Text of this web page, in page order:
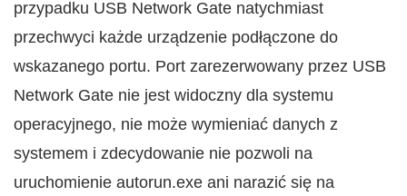
przypadku USB Network Gate natychmiast
przechwyci każde urządzenie podłączone do
wskazanego portu. Port zarezerwowany przez USB
Network Gate nie jest widoczny dla systemu
operacyjnego, nie może wymieniać danych z
systemem i zdecydowanie nie pozwoli na
uruchomienie autorun.exe ani narazić się na